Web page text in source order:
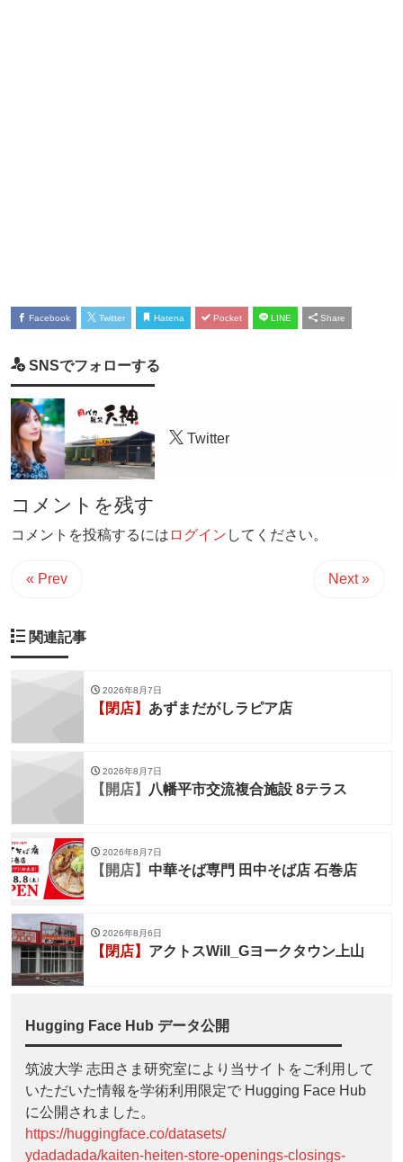
Facebook Twitter Hatena Pocket LINE Share
SNSでフォローする
Twitter
コメントを残す
コメントを投稿するには ログイン してください。
« Prev Next »
関連記事
2026年8月7日
【閉店】 あずまだがしラピア店
2026年8月7日
【開店】 八幡平市交流複合施設 8テラス
2026年8月7日
【開店】 中華そば専門 田中そば店 石巻店
2026年8月6日
【閉店】 アクトスWill_Gヨークタウン上山
Hugging Face Hub データ公開
筑波大学 志田さま研究室により当サイトをご利用して
いただいた情報を学術利用限定で Hugging Face Hub
に公開されました。
https://huggingface.co/datasets/
ydadadada/kaiten-heiten-store-openings-closings-